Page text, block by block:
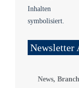
Newsletter
News,